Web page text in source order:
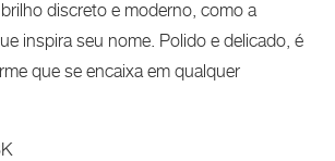
discreto e moderno, como a
inspira seu nome. Polido e delicado, é
que se encaixa em qualquer